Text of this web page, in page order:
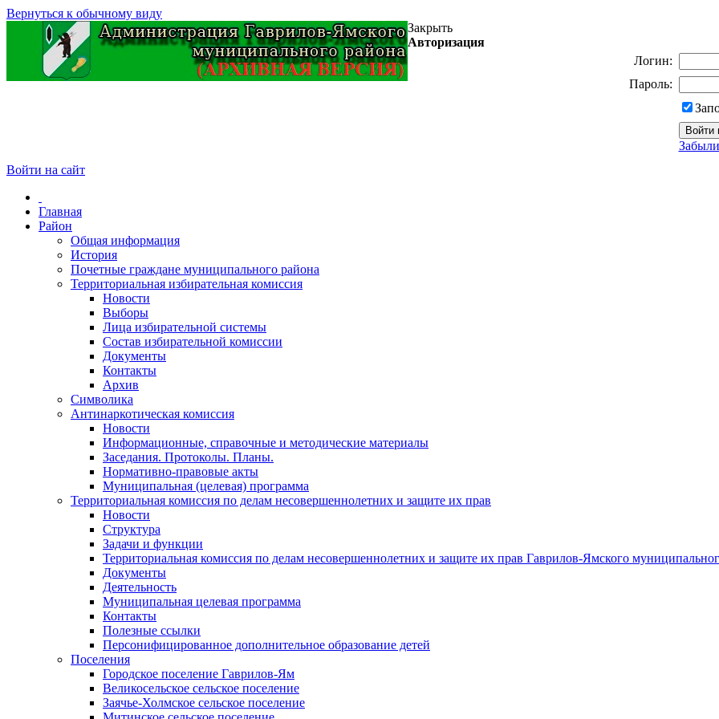
Вернуться к обычному виду
Закрыть
Авторизация
Логин:
Пароль:
Войти на сайт
Главная
Район
Общая информация
История
Почетные граждане муниципального района
Территориальная избирательная комиссия
Новости
Выборы
Лица избирательной системы
Состав избирательной комиссии
Документы
Контакты
Архив
Символика
Антинаркотическая комиссия
Новости
Информационные, справочные и методические материалы
Заседания. Протоколы. Планы.
Нормативно-правовые акты
Муниципальная (целевая) программа
Территориальная комиссия по делам несовершеннолетних и защите их прав
Новости
Структура
Задачи и функции
Территориальная комиссия по делам несовершеннолетних и защите их прав Гаврилов-Ямского
Документы
Деятельность
Муниципальная целевая программа
Контакты
Полезные ссылки
Персонифицированное дополнительное образование детей
Поселения
Городское поселение Гаврилов-Ям
Великосельское сельское поселение
Заячье-Холмское сельское поселение